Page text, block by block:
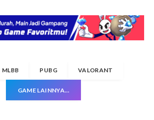
MLBB PUBG VALORANT
GAME LAINNYA…